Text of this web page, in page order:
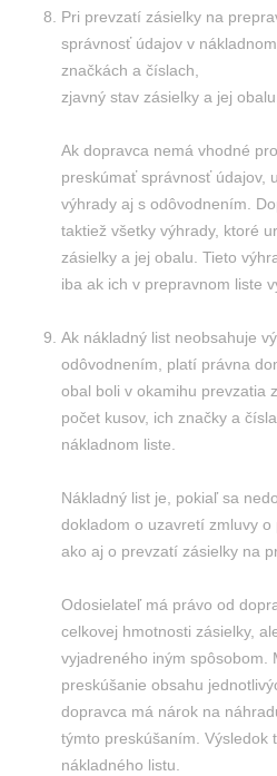
Pri prevzatí zásielky na
správnosť údajov v
značkách a číslach,
zjavný stav zásielky a jej obalu.
Ak dopravca nemá vhodné
preskúmať správnosť údajov,
výhrady aj s odôvodnením.
taktiež všetky výhrady, ktoré
zásielky a jej obalu. Tieto
iba ak ich v prepravnom liste
Ak nákladný list neobsahuje
odôvodnením, platí právna
obal boli v okamihu prevzatia
počet kusov, ich značky a
nákladnom liste.
Nákladný list je, pokiaľ sa
dokladom o uzavretí zmluvy
ako aj o prevzatí zásielky na
Odosielateľ má právo od
celkovej hmotnosti zásielky,
vyjadreného iným spôsobom.
preskúšanie obsahu
dopravca má nárok na
týmto preskúšaním. Výsledok
nákladného listu.